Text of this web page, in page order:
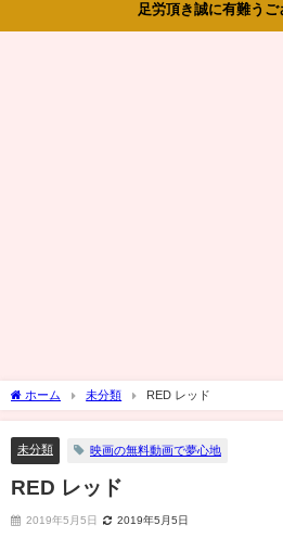
足労頂き誠に有難うご
ホーム 未分類 RED レッド
未分類 映画の無料動画で夢心地
RED レッド
2019年5月5日 2019年5月5日